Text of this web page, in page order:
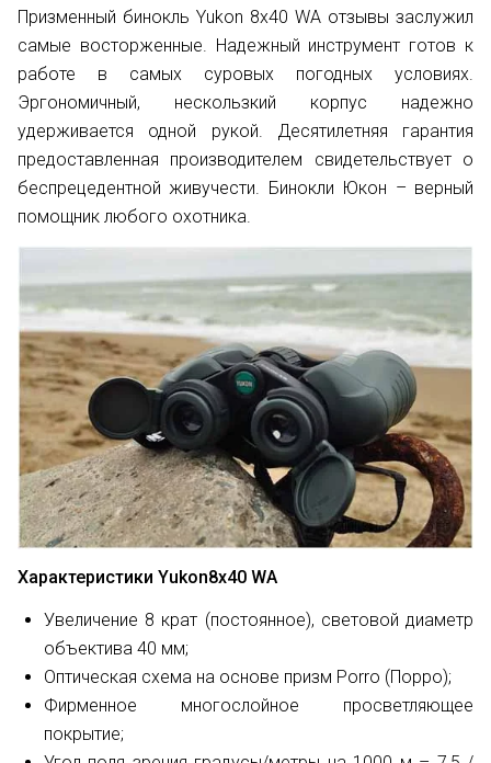
Призменный бинокль Yukon 8х40 WA отзывы заслужил
самые восторженные. Надежный инструмент готов к
работе в самых суровых погодных условиях.
Эргономичный, нескользкий корпус надежно
удерживается одной рукой. Десятилетняя гарантия
предоставленная производителем свидетельствует о
беспрецедентной живучести. Бинокли Юкон – верный
помощник любого охотника.
Характеристики Yukon8х40 WA
Увеличение 8 крат (постоянное), световой диаметр
объектива 40 мм;
Оптическая схема на основе призм Porro (Порро);
Фирменное многослойное просветляющее
покрытие;